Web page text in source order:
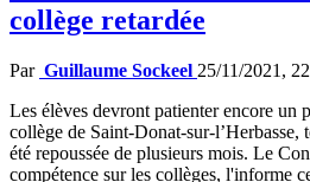
collège retardée
Par Guillaume Sockeel 25/11/2021,
Les élèves devront patienter encore un
collège de Saint-Donat-sur-l’Herbasse,
été repoussée de plusieurs mois. Le
compétence sur les collèges, l'informe